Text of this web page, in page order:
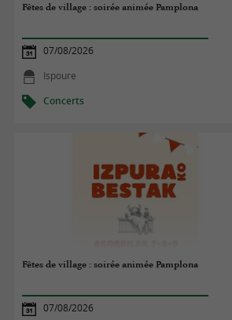
Fêtes de village : soirée animée Pamplona
07/08/2026
Ispoure
Concerts
Fêtes de village : soirée animée Pamplona
07/08/2026